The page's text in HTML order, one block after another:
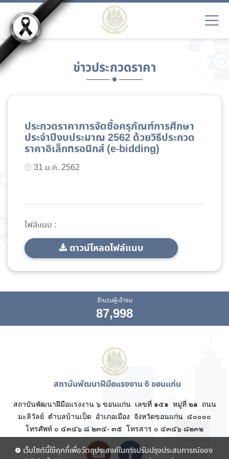
ข่าวประกวดราคา
ประกวดราคาการจัดซื้อครุภัณฑ์การศึกษา
ประจำปีงบประมาณ 2562 ด้วยวิธีประกวด
ราคาอิเล็กทรอนิกส์ (e-bidding)
31 ม.ค. 2562
ไฟล์แนบ :
ดาวน์โหลดไฟล์แนบ
จำนวนผู้เข้าชม
87,998
สถาบันพัฒนาฝีมือแรงงาน 6 ขอนแก่น
สถาบันพัฒนาฝีมือแรงงาน ๖ ขอนแก่น เลขที่ ๑๕๑ หมู่ที่ ๒๑ ถนน
มะลิวัลย์ ตำบลบ้านเป็ด อำเภอเมือง จังหวัดขอนแก่น ๔๐๐๐๐
โทรศัพท์ ๐ ๔๓๔๖ ๘ ๒๓๔- ๓๕ โทรสาร ๐ ๔๓๔๖ ๘๒๓๒
เว็บไซต์นี้ใช้คุกกี้เพื่อวัตถุประสงค์ในการปรับปรุงประสบการณ์ของ